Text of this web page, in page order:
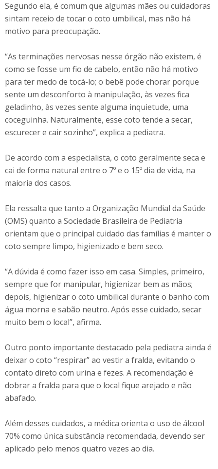
Segundo ela, é comum que algumas mães ou cuidadoras
sintam receio de tocar o coto umbilical, mas não há
motivo para preocupação.
“As terminações nervosas nesse órgão não existem, é
como se fosse um fio de cabelo, então não há motivo
para ter medo de tocá-lo; o bebê pode chorar porque
sente um desconforto à manipulação, às vezes fica
geladinho, às vezes sente alguma inquietude, uma
coceguinha. Naturalmente, esse coto tende a secar,
escurecer e cair sozinho”, explica a pediatra.
De acordo com a especialista, o coto geralmente seca e
cai de forma natural entre o 7º e o 15º dia de vida, na
maioria dos casos.
Ela ressalta que tanto a Organização Mundial da Saúde
(OMS) quanto a Sociedade Brasileira de Pediatria
orientam que o principal cuidado das famílias é manter o
coto sempre limpo, higienizado e bem seco.
“A dúvida é como fazer isso em casa. Simples, primeiro,
sempre que for manipular, higienizar bem as mãos;
depois, higienizar o coto umbilical durante o banho com
água morna e sabão neutro. Após esse cuidado, secar
muito bem o local”, afirma.
Outro ponto importante destacado pela pediatra ainda é
deixar o coto “respirar” ao vestir a fralda, evitando o
contato direto com urina e fezes. A recomendação é
dobrar a fralda para que o local fique arejado e não
abafado.
Além desses cuidados, a médica orienta o uso de álcool
70% como única substância recomendada, devendo ser
aplicado pelo menos quatro vezes ao dia.